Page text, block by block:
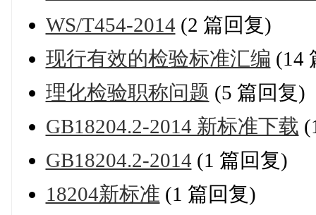
WS/T454-2014 (2 篇回复)
现行有效的检验标准汇编 (14
理化检验职称问题 (5 篇回复)
GB18204.2-2014 新标准下载
GB18204.2-2014 (1 篇回复)
18204新标准 (1 篇回复)